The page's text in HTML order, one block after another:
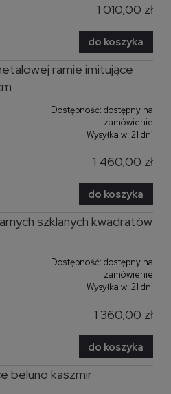
1 010,00 zł
do koszyka
ramie imitujące
Dostępność: dostępny na
zamówienie
Wysyłka w: 21 dni
1 460,00 zł
do koszyka
szklanych kwadratów
Dostępność: dostępny na
zamówienie
Wysyłka w: 21 dni
1 360,00 zł
do koszyka
beluno kaszmir